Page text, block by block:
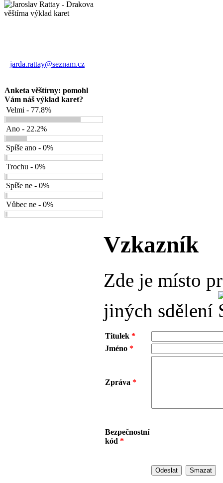
jarda.rattay@seznam.cz
Anketa věštírny: pomohl
Vám náš výklad karet?
Velmi - 77.8%
Ano - 22.2%
Spíše ano - 0%
Trochu - 0%
Spíše ne - 0%
Vůbec ne - 0%
Vzkazník
Zde je místo
jiných sdělení
Titulek *
Jméno *
Zpráva *
Bezpečnostní
kód *